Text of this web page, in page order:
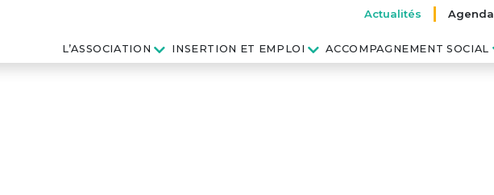
Agenda
Actualités
L’ASSOCIATION INSERTION ET EMPLOI ACCOMPAGNEMENT SOCIAL